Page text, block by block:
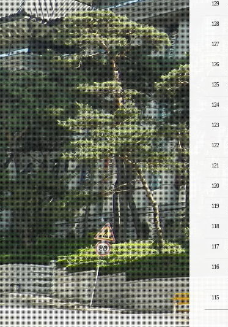
129
128
127
126
125
124
123
122
121
120
119
118
117
116
115